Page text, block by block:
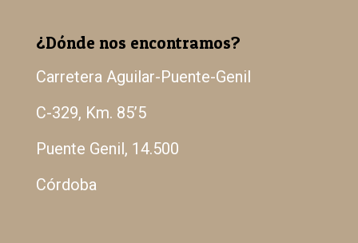
¿Dónde nos encontramos?
Carretera Aguilar-Puente-Genil
C-329, Km. 85’5
Puente Genil, 14.500
Córdoba